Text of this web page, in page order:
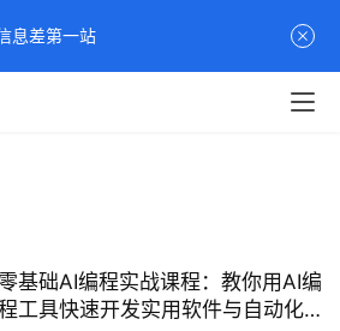
基础AI编程实战课程：教你用AI编
工具快速开发实用软件与自动化
息差第一站